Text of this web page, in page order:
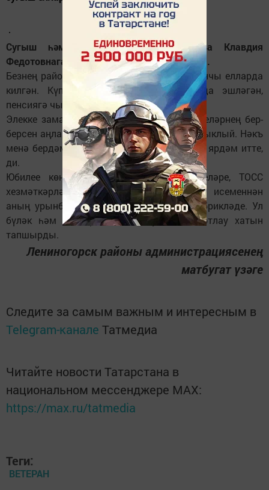
Сугыш һәм тыл ветераны Трифонова Клавдия
Федотовнага шушы көннәрдә 90 яшь тулды.
Безнең районга ул юллама буенча ерак 60нчы елларда
килгән. Күп еллар Иске Куак авылында эшләгән,
пенсиягә чыккач шәһәргә күчкән.
Элекке заманны искә төшергәндә ул кешеләрнең бер-
берсен аңлавын, ярдәм итешүләрен ассызыклый. Нәкъ
менә бердәм булу авыр сугыш елларында ярдәм итте,
ди.
Юбилее көнендә аны туганнары, күршеләре, ТОСС
хезмәткәрләре котлады. Район башлыгы исеменнән
аның урынбасары Гөлфирә Рафикова тәбрикләде. Ул
бүләк һәм РФ Президенты Путинның котлау хатын
тапшырды.
Лениногорск районы администрациясенең
матбугат үзәге
Следите за самым важным и интересным в
Telegram-канале Татмедиа
Читайте новости Татарстана в
национальном мессенджере MАХ:
https://max.ru/tatmedia
Теги:
ВЕТЕРАН